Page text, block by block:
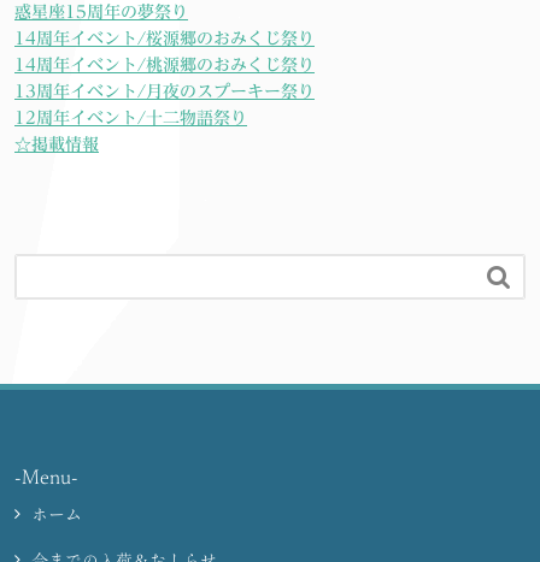
惑星座15周年の夢祭り
14周年イベント/桜源郷のおみくじ祭り
14周年イベント/桃源郷のおみくじ祭り
13周年イベント/月夜のスプーキー祭り
12周年イベント/十二物語祭り
☆掲載情報

-Menu-
ホーム